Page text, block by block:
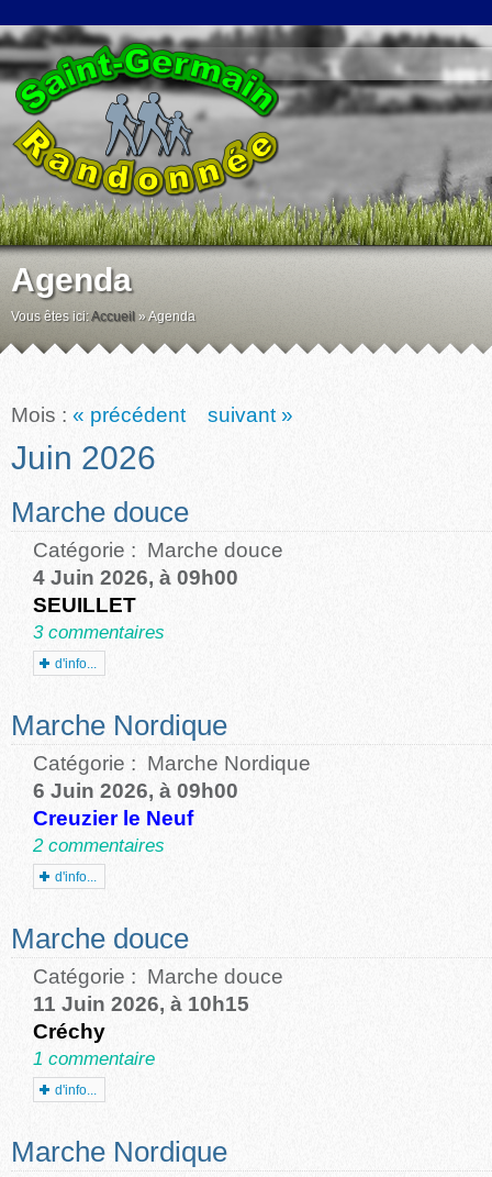
Agenda
Vous êtes ici:Accueil »Agenda
Mois : « précédent suivant »
Juin 2026
Marche douce
Catégorie : Marche douce
4 Juin 2026, à 09h00
SEUILLET
3 commentaires
d'info...
Marche Nordique
Catégorie : Marche Nordique
6 Juin 2026, à 09h00
Creuzier le Neuf
2 commentaires
d'info...
Marche douce
Catégorie : Marche douce
11 Juin 2026, à 10h15
Créchy
1 commentaire
d'info...
Marche Nordique